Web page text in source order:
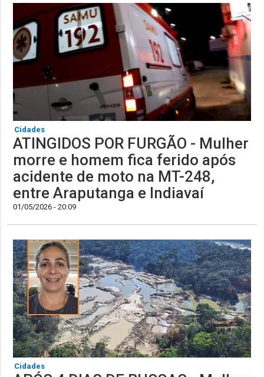
Cidades
ATINGIDOS POR FURGÃO - Mulher
morre e homem fica ferido após
acidente de moto na MT-248,
entre Araputanga e Indiavaí
01/05/2026 - 20:09
Cidades